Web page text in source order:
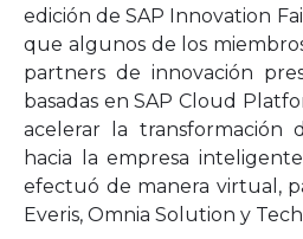
edición de SAP Innovation
que algunos de los
partners de innovación
basadas en SAP Cloud
acelerar la transformación
hacia la empresa
efectuó de manera virtual,
Everis, Omnia Solution y